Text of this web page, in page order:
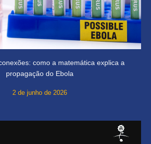
como a matemática explica a
propagação do Ebola
2 de junho de 2026